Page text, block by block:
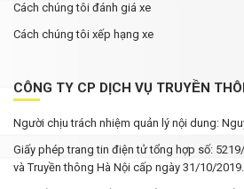
Cách chúng tôi đánh giá xe
Cách chúng tôi xếp hạng xe
CÔNG TY CP DỊCH VỤ TRUYỀN
Người chịu trách nhiệm quản lý nội dung:
Giấy phép trang tin điện tử tổng hợp số:
và Truyền thông Hà Nội cấp ngày 31/10/2019.